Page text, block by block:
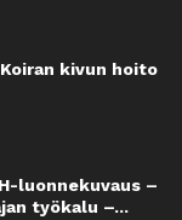
kivun hoito
luonnekuvaus –
työkalu –...